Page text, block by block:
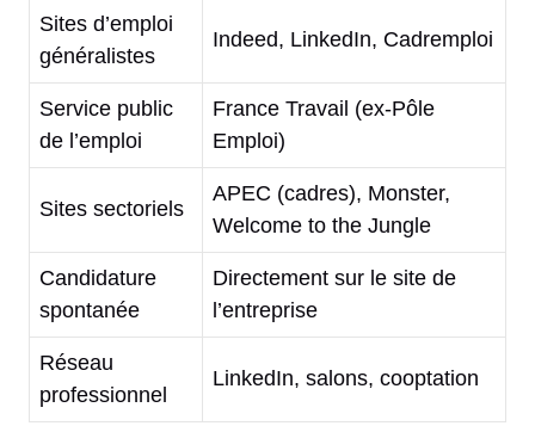
Sites d’emploi
généralistes
Indeed, LinkedIn, Cadremploi
Service public
de l’emploi
France Travail (ex-Pôle
Emploi)
Sites sectoriels
APEC (cadres), Monster,
Welcome to the Jungle
Candidature
spontanée
Directement sur le site de
l’entreprise
Réseau
professionnel
LinkedIn, salons, cooptation